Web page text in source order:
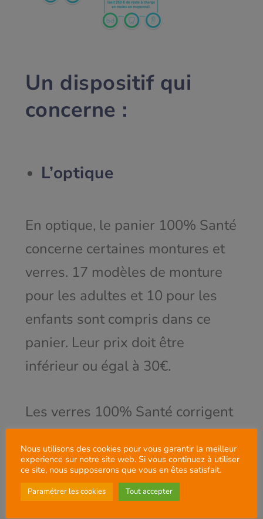
Un dispositif qui
concerne :
L’optique
En optique, le panier 100% Santé
concerne certaines montures et
verres. 17 modèles de monture
pour les adultes et 10 pour les
enfants sont compris dans ce
panier. Leur prix doit être
inférieur ou égal à 30€.
Les verres 100% Santé corrigent
l’ensemble des troubles visuels.
Ils sont amincis selon la
correction et toujours traités anti-
reflets et anti-rayures.
Nous utilisons des cookies pour vous garantir la meilleur
experience sur notre site web. Si vous continuez à utiliser
ce site, nous supposerons que vous en êtes satisfait.
Paramétrer les cookies Tout accepter